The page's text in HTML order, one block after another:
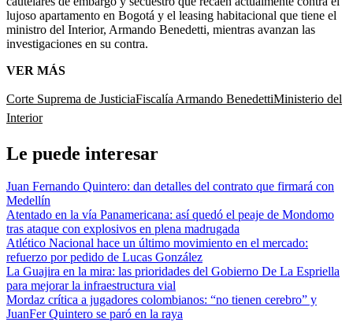
lujoso apartamento en Bogotá y el leasing habitacional que tiene el
ministro del Interior, Armando Benedetti, mientras avanzan las
investigaciones en su contra.
VER MÁS
Corte Suprema de JusticiaFiscalía Armando BenedettiMinisterio del
Interior
Le puede interesar
Juan Fernando Quintero: dan detalles del contrato que firmará con
Medellín
Atentado en la vía Panamericana: así quedó el peaje de Mondomo
tras ataque con explosivos en plena madrugada
Atlético Nacional hace un último movimiento en el mercado:
refuerzo por pedido de Lucas González
La Guajira en la mira: las prioridades del Gobierno De La Espriella
para mejorar la infraestructura vial
Mordaz crítica a jugadores colombianos: “no tienen cerebro” y
JuanFer Quintero se paró en la raya